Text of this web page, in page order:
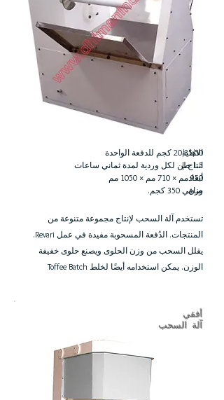
الاهلية
انتاج |
أبعاد
وزن
20/35/50 كجم للدفعة الواحدة
1.5 طن لكل وردية لمدة ثماني ساعات
950 مم × 710 مم × 1050 مم
صافي 350 كجم.
تستخدم آلة السحب لإنتاج مجموعة متنوعة من
المنتجات. الدُفعة المسحوبة مفيدة في عمل Revari.
يقلل السحب من وزن الحلوى ويصنع حلوى خفيفة
الوزن. يمكن استخدامه أيضًا لخلط Toffee Batch
أفقي
آلة السحب